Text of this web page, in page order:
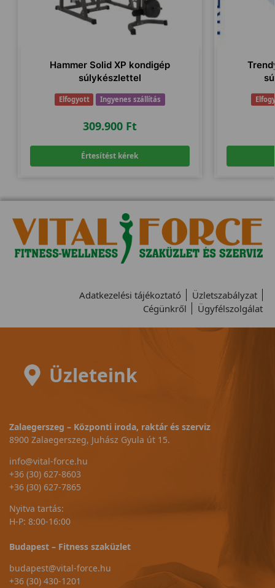
Hammer Solid XP kondigép
súlykészlettel
Elfogyott Ingyenes szállítás
309.900 Ft
Értesítést kérek
Adatkezelési tájékoztató
Üzletszabályzat
Cégünkről
Ügyfélszolgálat
Üzleteink
Zalaegerszeg – Központi iroda, raktár és szerviz
8900 Zalaegerszeg, Juhász Gyula út 15.
info@vital-force.hu
+36 (30) 627-8603
+36 (30) 627-7865
Nyitva tartás:
H-P: 8:00-16:00
Budapest – Fitness szaküzlet
budapest@vital-force.hu
+36 (30) 430-1201